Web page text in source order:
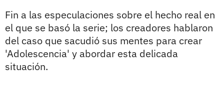
Fin a las especulaciones sobre el hecho real en
el que se basó la serie; los creadores hablaron
del caso que sacudió sus mentes para crear
'Adolescencia' y abordar esta delicada
situación.